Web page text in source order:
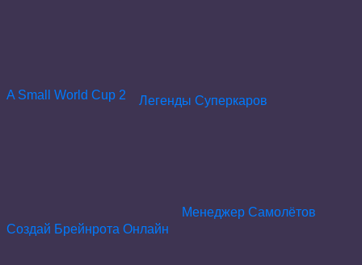
A Small World Cup 2 Легенды Суперкаров
Создай Брейнрота Онлайн
Менеджер Самолётов